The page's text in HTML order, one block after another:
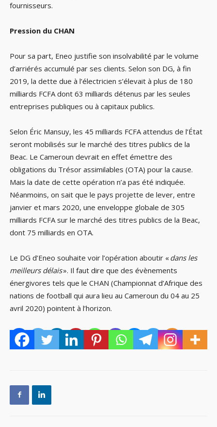
fournisseurs.
Pression du CHAN
Pour sa part, Eneo justifie son insolvabilité par le volume
d’arriérés accumulé par ses clients. Selon son DG, à fin
2019, la dette due à l’électricien s’élevait à plus de 180
milliards FCFA dont 63 milliards détenus par les seules
entreprises publiques ou à capitaux publics.
Selon Éric Mansuy, les 45 milliards FCFA attendus de l’État
seront mobilisés sur le marché des titres publics de la
Beac. Le Cameroun devrait en effet émettre des
obligations du Trésor assimilables (OTA) pour la cause.
Mais la date de cette opération n’a pas été indiquée.
Néanmoins, on sait que le pays projette de lever, entre
janvier et mars 2020, une enveloppe globale de 305
milliards FCFA sur le marché des titres publics de la Beac,
dont 75 milliards en OTA.
Le DG d’Eneo souhaite voir l’opération aboutir «dans les
meilleurs délais». Il faut dire que des évènements
énergivores tels que le CHAN (Championnat d’Afrique des
nations de football qui aura lieu au Cameroun du 04 au 25
avril 2020) pointent à l’horizon.